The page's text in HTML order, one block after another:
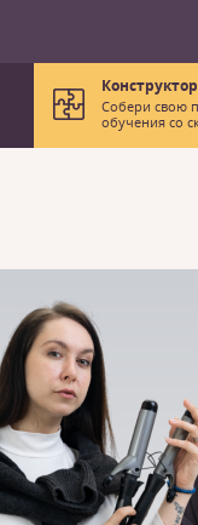
Собери свою
обучения со